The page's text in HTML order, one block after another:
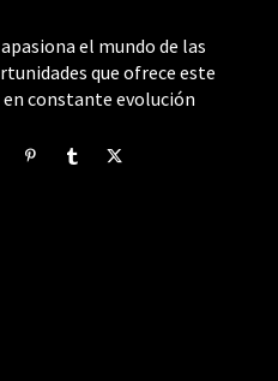
el mundo de las
que ofrece este
constante evolución